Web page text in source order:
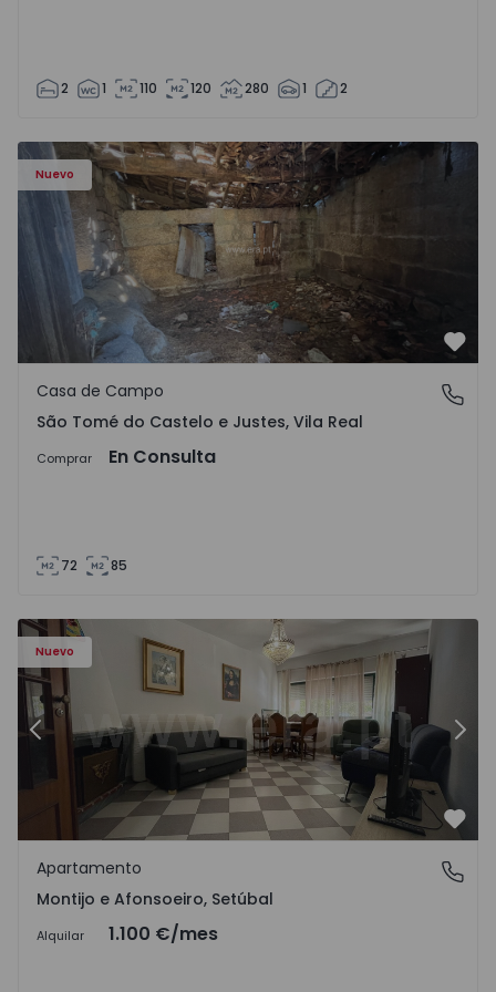
2 1 110 120 280 1 2
Nuevo
Casa Vila Real, São Tomé do Castelo e Justes - 1575189 - 1
São Tomé do Castelo e Justes, Vila Real
Casa de Campo
São Tomé do Castelo e Justes, Vila Real
Comprar En Consulta
72 85
Nuevo
- 1
Apartamento T2 Montijo, Montijo e Afonsoeiro -
Anterior
Montijo e Afonsoeiro, Setúbal
Apartamento
Montijo e Afonsoeiro, Setúbal
Alquilar 1.100 €/mes